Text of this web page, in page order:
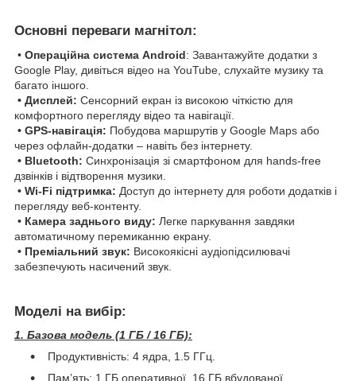
Основні переваги магнітол:
• Операційна система Android: Завантажуйте додатки з
Google Play, дивіться відео на YouTube, слухайте музику та
багато іншого.
• Дисплей: Сенсорний екран із високою чіткістю для
комфортного перегляду відео та навігації.
• GPS-навігація: Побудова маршрутів у Google Maps або
через офлайн-додатки – навіть без інтернету.
• Bluetooth: Синхронізація зі смартфоном для hands-free
дзвінків і відтворення музики.
• Wi-Fi підтримка: Доступ до інтернету для роботи додатків і
перегляду веб-контенту.
• Камера заднього виду: Легке паркування завдяки
автоматичному перемиканню екрану.
• Преміальний звук: Високоякісні аудіопідсилювачі
забезпечують насичений звук.
Моделі на вибір:
1. Базова модель (1 ГБ / 16 ГБ):
Продуктивність: 4 ядра, 1.5 ГГц.
Пам’ять: 1 ГБ оперативної, 16 ГБ вбудованої.